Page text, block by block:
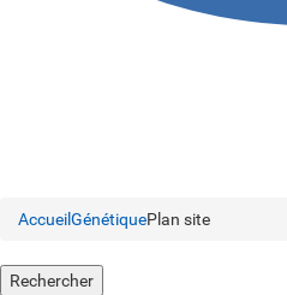
AccueilGénétiquePlan site
Rechercher